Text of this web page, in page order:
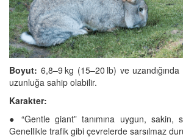
Boyut: 6,8–9 kg (15–20 lb) ve
uzunluğa sahip olabilir.
Karakter:
● “Gentle giant” tanımına uygun, sakin,
Genellikle trafik gibi çevrelerde sarsılmaz